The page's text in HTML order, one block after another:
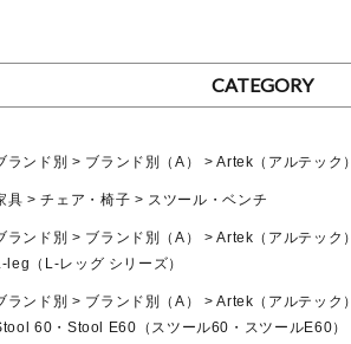
CATEGORY
ランド別 ブランド別（A） Artek（アルテック）
具 チェア・椅子 スツール・ベンチ
ランド別 ブランド別（A） Artek（アルテック）
leg（L-レッグ シリーズ）
ランド別 ブランド別（A） Artek（アルテック）
60・Stool E60（スツール60・スツールE60）